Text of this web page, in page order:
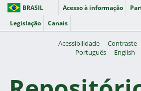
BRASIL Acesso à informação
Legislação
Canais
Acessibilidade Contraste
Português
English